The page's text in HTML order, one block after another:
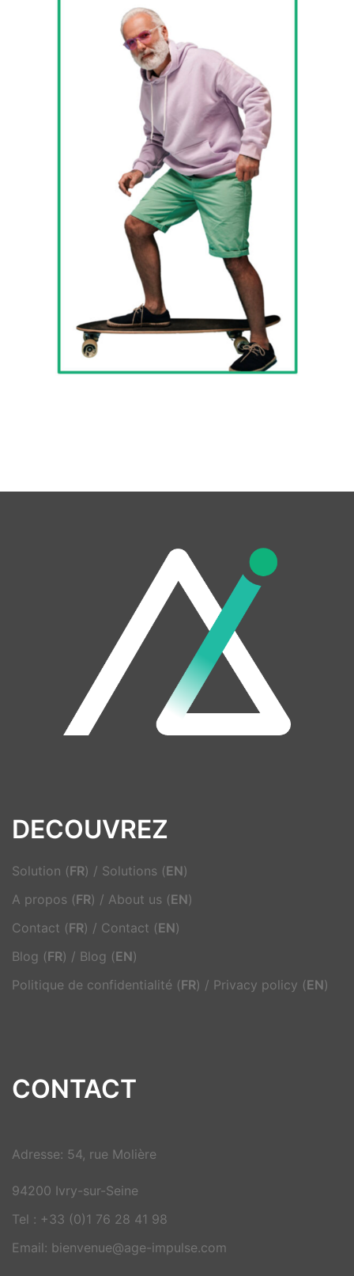
DECOUVREZ
Solution (FR) / Solutions (EN)
A propos (FR) / About us (EN)
Contact (FR) / Contact (EN)
Blog (FR) / Blog (EN)
Politique de confidentialité (FR) / Privacy policy (EN)
CONTACT
Adresse: 54, rue Molière
94200 Ivry-sur-Seine
Tel : +33 (0)1 76 28 41 98
Email: bienvenue@age-impulse.com